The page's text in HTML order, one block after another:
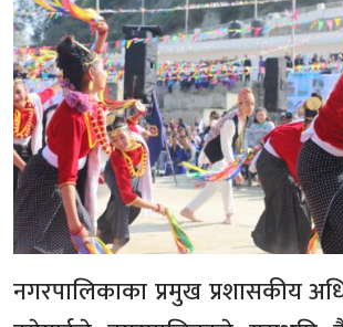
नगरपालिकाका प्रमुख प्रशासकीय